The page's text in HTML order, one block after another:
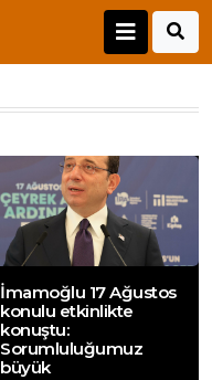
İmamoğlu 17 Ağustos
konulu etkinlikte
konuştu:
Sorumluluğumuz
büyük